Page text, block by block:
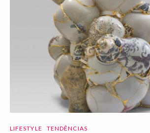
LIFESTYLE TENDÊNCIAS